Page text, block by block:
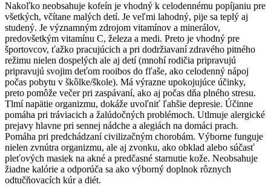
Nakoľko neobsahuje kofeín je vhodný k celodennému popíjaniu pre
všetkých, včítane malých detí. Je veľmi lahodný, pije sa teplý aj
studený. Je významným zdrojom vitamínov a minerálov,
predovšetkým vitamínu C, železa a medi. Preto je vhodný pre
športovcov, ťažko pracujúcich a pri dodržiavaní zdravého pitného
režimu nielen dospelých ale aj detí (mnohí rodičia pripravujú
pripravujú svojim deťom rooibos do fľaše, ako celodenný nápoj
počas pobytu v škôlke/škole). Má výrazne upokojujúce účinky,
preto pomôže večer pri zaspávaní, ako aj počas dňa plného stresu.
Tlmí napätie organizmu, dokáže uvoľniť ľahšie depresie. Účinne
pomáha pri tráviacich a žalúdočných problémoch. Utlmuje alergické
prejavy hlavne pri sennej nádche a alegiách na domáci prach.
Pomáha pri predchádzaní civilizačným chorobám. Výborne funguje
nielen zvnútra organizmu, ale aj zvonku, ako obklad alebo súčasť
pleťových masiek na akné a predčasné starnutie kože. Neobsahuje
žiadne kalórie a odporúča sa ako výborný doplnok rôznych
odtučňovacích kúr a diét.